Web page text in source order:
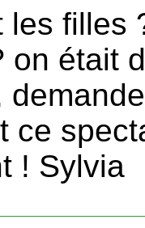
les filles
on était
ce
! Sylvia